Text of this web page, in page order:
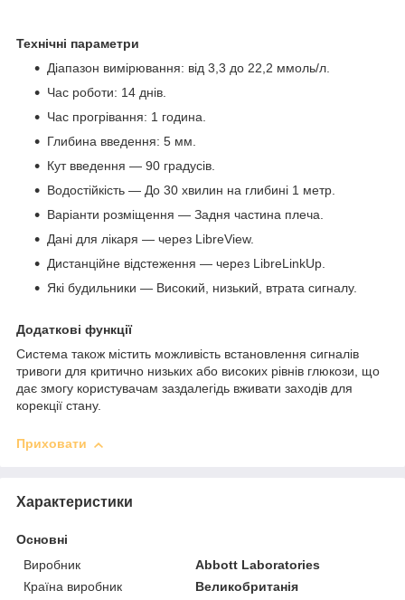
Технічні параметри
Діапазон вимірювання: від 3,3 до 22,2 ммоль/л.
Час роботи: 14 днів.
Час прогрівання: 1 година.
Глибина введення: 5 мм.
Кут введення — 90 градусів.
Водостійкість — До 30 хвилин на глибині 1 метр.
Варіанти розміщення — Задня частина плеча.
Дані для лікаря — через LibreView.
Дистанційне відстеження — через LibreLinkUp.
Які будильники — Високий, низький, втрата сигналу.
Додаткові функції
Система також містить можливість встановлення сигналів
тривоги для критично низьких або високих рівнів глюкози, що
дає змогу користувачам заздалегідь вживати заходів для
корекції стану.
Приховати
Характеристики
Основні
Виробник
Abbott Laboratories
Країна виробник
Великобританія